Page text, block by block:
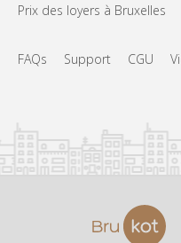
Prix des loyers à Bruxelles
FAQs Support CGU